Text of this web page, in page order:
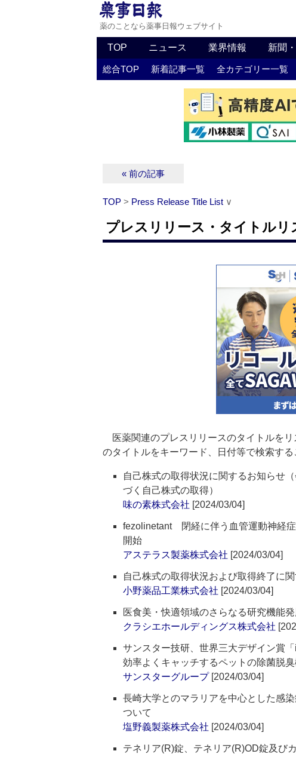
薬のことなら薬事日報ウェブサイト
TOP ニュース 業界情報 新聞
総合TOP 新着記事一覧 全カテゴリー一覧
« 前の記事
TOP > Press Release Title List ∨
プレスリリース・タイトル
医薬関連のプレスリリースのタイトルをリ
のタイトルをキーワード、日付等で検索す
自己株式の取得状況に関するお知らせ
づく自己株式の取得）
味の素株式会社 [2024/03/04]
fezolinetant 閉経に伴う血管運動神経
開始
アステラス製薬株式会社 [2024/03/04]
自己株式の取得状況および取得終了に
小野薬品工業株式会社 [2024/03/04]
医食美・快適領域のさらなる研究機能
クラシエホールディングス株式会社
サンスター技研、世界三大デザイン賞
効率よくキャッチするペットの除菌脱
サンスターグループ[2024/03/04]
長崎大学とのマラリアを中心とした感
ついて
塩野義製薬株式会社 [2024/03/04]
テネリア(R)錠、テネリア(R)OD錠及び